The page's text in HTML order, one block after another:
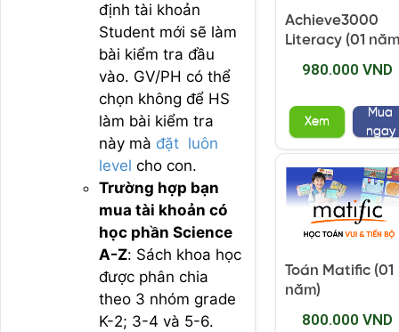
định tài khoản
Student mới sẽ làm
bài kiểm tra đầu
vào. GV/PH có thể
chọn không để HS
làm bài kiểm tra
này mà đặt luôn
level cho con.
Trường hợp bạn
mua tài khoản có
học phần Science
A-Z: Sách khoa học
được phân chia
theo 3 nhóm grade
K-2; 3-4 và 5-6.
Achieve3000
Literacy (01
980.000 VND
Xem
Mua
ngay
Toán Matific (01
năm)
800.000 VND